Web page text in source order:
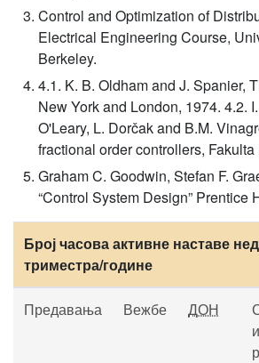
Control and Optimization of
Electrical Engineering Course,
Berkeley.
4.1. K. B. Oldham and J. Spanier,
New York and London, 1974. 4.2.
O'Leary, L. Dorčak and B.M.
fractional order controllers,
Graham C. Goodwin, Stefan F.
“Control System Design” Prentice
Број часова активне наставе
триместра/године
Предавања Вежбе ДОН